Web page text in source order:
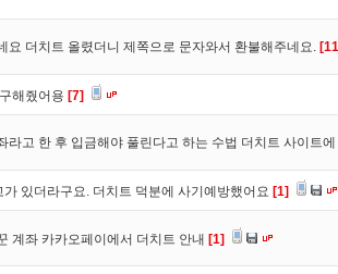
요 더치트 올렸더니 제쪽으로 문자와서 환불해주네요.
해줬어용 [7]
라고 한 후 입금해야 풀린다고 하는 수법 더치트 사이트
있더라구요. 더치트 덕분에 사기예방했어요 [1]
계좌 카카오페이에서 더치트 안내 [1]